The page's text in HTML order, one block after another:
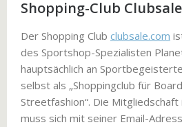
Shopping-Club Clubsale
Der Shopping Club clubsale.com
des Sportshop-Spezialisten
hauptsächlich an
selbst als „Shoppingclub für
Streetfashion“. Die
muss sich mit seiner Email-